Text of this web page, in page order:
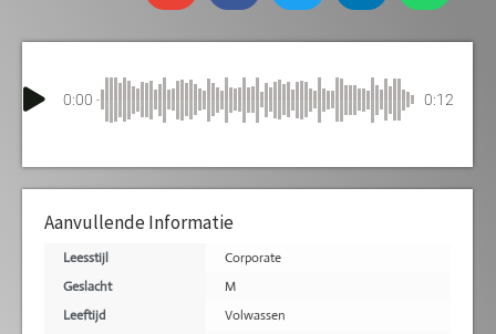
0:00 0:12
Aanvullende Informatie
Leesstijl
Corporate
Geslacht
M
Leeftijd
Volwassen